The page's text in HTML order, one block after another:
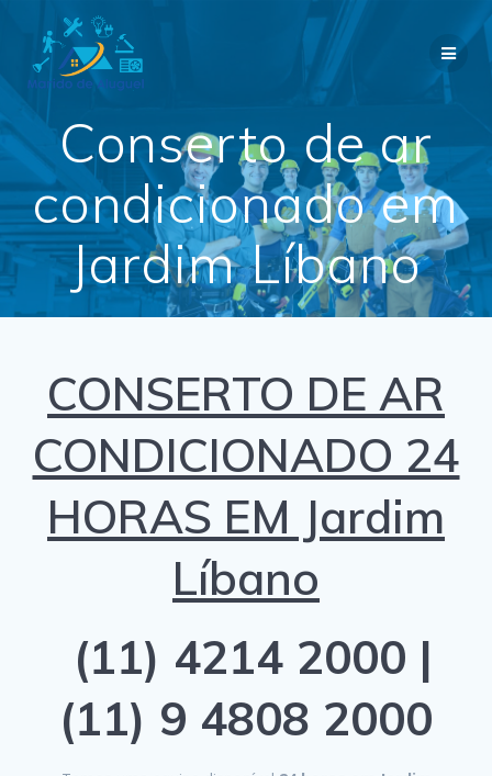
Conserto de ar
condicionado em
Jardim Líbano
CONSERTO DE AR
CONDICIONADO 24
HORAS EM Jardim
Líbano
(11) 4214 2000 |
(11) 9 4808 2000